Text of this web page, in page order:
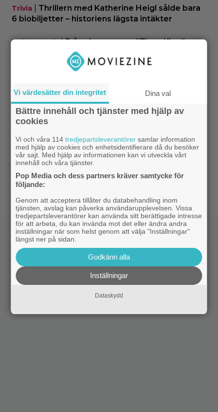
Trivia
Thrillern med Katherine Heigl sålde bara
6 biobiljetter – historiens lägsta intäkter
Dokumentär|Från skaparen av ”Tiger King”:
HBO-dokumentär om reptilsmuggling hyllas
Casting|3 nya X-Men är redan klara… och det
ryktas om fler heta namn
Hollywood |Morgan Freeman medger: Gör dåliga
filmer – om lönen är hög nog
Netflix|Glöm Tom Hanks – här är Netflix nya
Robert Langdon-skådis
Vi värdesätter din integritet Dina val
Bättre innehåll och tjänster med hjälp av
cookies
Vi och våra 114tredjepartsleverantörer samlar information
med hjälp av cookies och enhetsidentifierare då du besöker
vår sajt. Med hjälp av informationen kan vi utveckla vårt
innehåll och våra tjänster.
Pop Media och dess partners kräver samtycke för
följande:
Genom att acceptera tillåter du databehandling inom
tjänsten, avslag kan påverka användarupplevelsen. Vissa
tredjepartsleverantörer kan använda sitt berättigade intresse
för att arbeta, du kan invända mot det eller ändra andra
inställningar när som helst genom att välja "Inställningar"
längst ner på sidan.
Godkänn alla
Inställningar
Dataskydd